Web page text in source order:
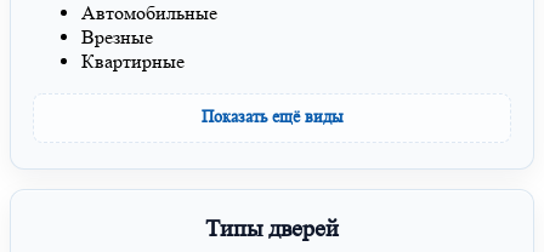
Автомобильные
Врезные
Квартирные
Показать ещё виды
Типы дверей